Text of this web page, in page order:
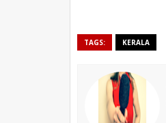
TAGS: KERALA